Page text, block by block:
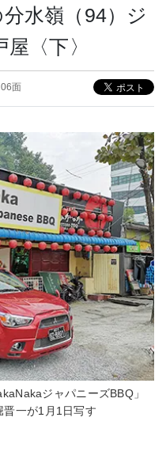
水嶺（94）ジ
〈下〉
面
ジャパニーズBBQ」
晋一が1月1日写す